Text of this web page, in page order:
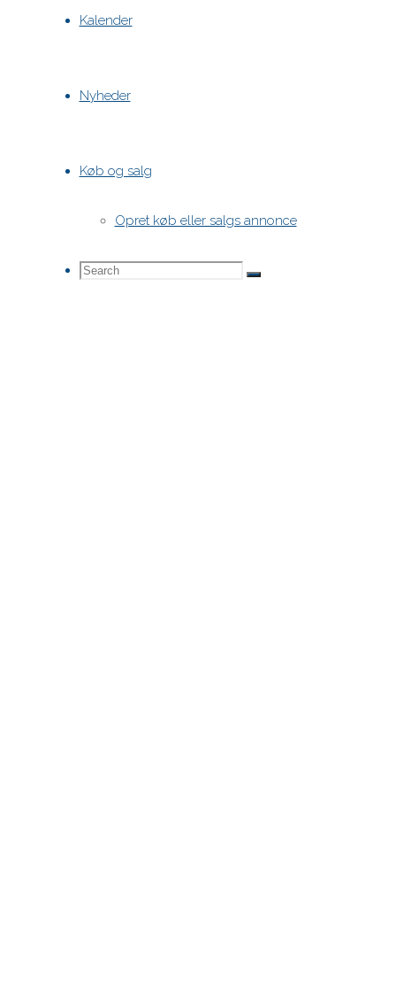
Kalender
Nyheder
Køb og salg
Opret køb eller salgs annonce
Search
Search
Search